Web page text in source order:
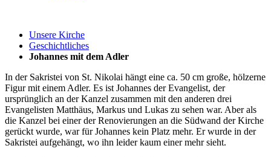
Unsere Kirche
Geschichtliches
Johannes mit dem Adler
In der Sakristei von St. Nikolai hängt eine ca. 50 cm große, hölzerne
Figur mit einem Adler. Es ist Johannes der Evangelist, der
ursprünglich an der Kanzel zusammen mit den anderen drei
Evangelisten Matthäus, Markus und Lukas zu sehen war. Aber als
die Kanzel bei einer der Renovierungen an die Südwand der Kirche
gerückt wurde, war für Johannes kein Platz mehr. Er wurde in der
Sakristei aufgehängt, wo ihn leider kaum einer mehr sieht.